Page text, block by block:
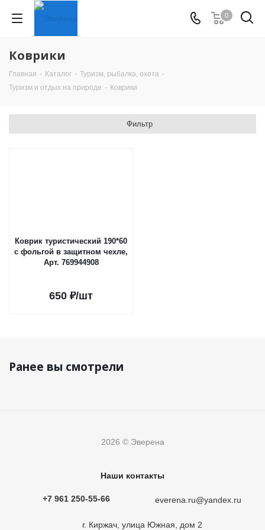
0
Коврики
Главная - Каталог - Туризм, рыбалка, охота -
Туризм и отдых на природе - Коврики
Фильтр
Коврик туристический 190*60
с фольгой в защитном чехле,
Арт. 769944908
650 ₽/шт
Ранее вы смотрели
2026 © Эверена
Наши контакты
+7 961 250-55-66 everena.ru@yandex.ru
г. Киржач, улица Южная, дом 2